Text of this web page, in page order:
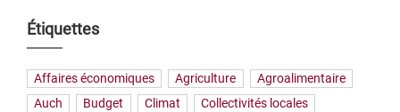
Étiquettes
Affaires économiques Agriculture
Agroalimentaire
Auch
Budget Climat
Collectivités locales